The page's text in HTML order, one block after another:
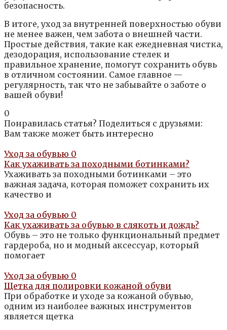
безопасность.
В итоге, уход за внутренней поверхностью обуви
не менее важен, чем забота о внешней части.
Простые действия, такие как ежедневная чистка,
дезодорация, использование стелек и
правильное хранение, помогут сохранить обувь
в отличном состоянии. Самое главное —
регулярность, так что не забывайте о заботе о
вашей обуви!
0
Понравилась статья? Поделиться с друзьями:
Вам также может быть интересно
Уход за обувью 0
Как ухаживать за походными ботинками?
Ухаживать за походными ботинками – это
важная задача, которая поможет сохранить их
качество и
Уход за обувью 0
Как ухаживать за обувью в слякоть и дождь?
Обувь – это не только функциональный предмет
гардероба, но и модный аксессуар, который
помогает
Уход за обувью 0
Щетка для полировки кожаной обуви
При обработке и уходе за кожаной обувью,
одним из наиболее важных инструментов
является щетка